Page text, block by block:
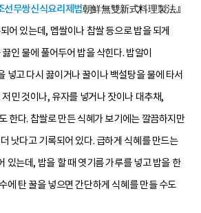
선무쌍신식요리제법朝鮮無雙新式料理製法』
어 있는데, 멥쌀이나 찹쌀 등으로 밥을 되게
인 물에 풀어두어 밥을 삭힌다. 밥알이
넣고 다시 끓이거나 꿀이나 백설탕을 물에 타서
민 것이나, 유자를 넣거나 잣이나 대추채,
한다. 찹쌀로 만든 식혜가 보기에는 깔끔하지만
낫다고 기록되어 있다. 급하게 식혜를 만드는
있는데, 밥을 할 때 엿기름 가루를 넣고 밥을 한
에 탄 꿀을 넣으면 간단하게 식혜를 만들 수도